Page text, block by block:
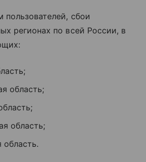
пользователей, сбои
регионах по всей России, в
область;
область;
область.